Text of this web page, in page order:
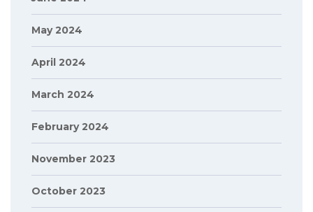
May 2024
April 2024
March 2024
February 2024
November 2023
October 2023